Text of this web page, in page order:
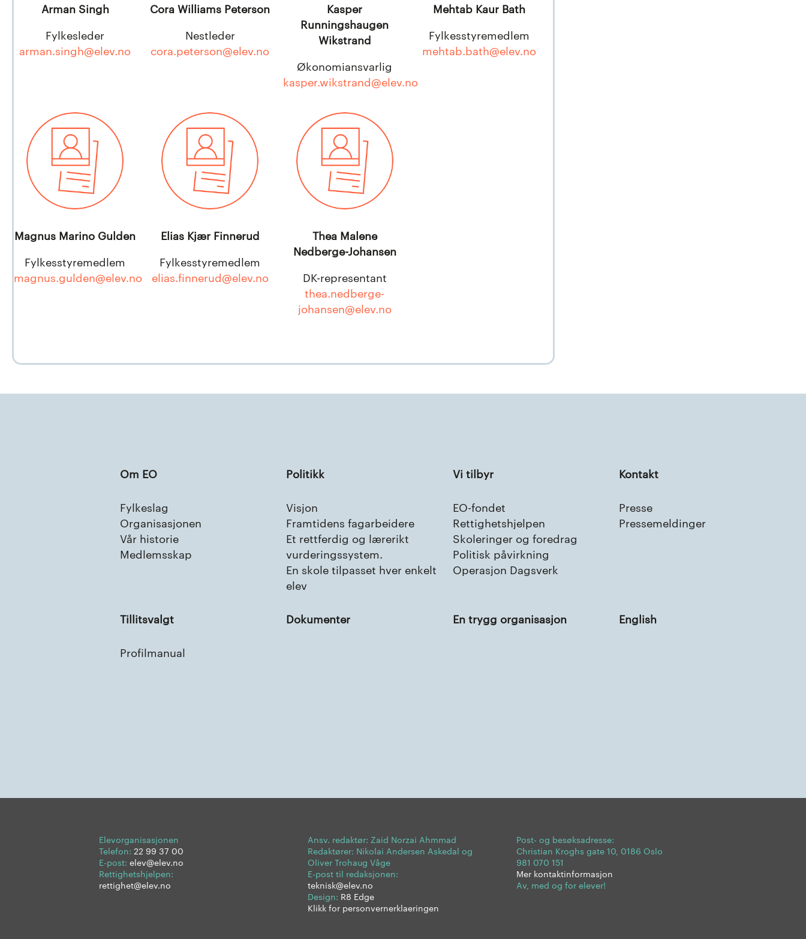
Arman Singh
Fylkesleder
arman.singh@elev.no
Cora Williams Peterson
Nestleder
cora.peterson@elev.no
Kasper
Runningshaugen
Wikstrand
Økonomiansvarlig
kasper.wikstrand@elev.no
Mehtab Kaur Bath
Fylkesstyremedlem
mehtab.bath@elev.no
Magnus Marino Gulden
Fylkesstyremedlem
magnus.gulden@elev.no
Elias Kjær Finnerud
Fylkesstyremedlem
elias.finnerud@elev.no
Thea Malene
Nedberge-Johansen
DK-representant
thea.nedberge-
johansen@elev.no
Om EO
Fylkeslag
Organisasjonen
Vår historie
Medlemsskap
Politikk
Visjon
Framtidens fagarbeidere
Et rettferdig og lærerikt
vurderingssystem.
En skole tilpasset hver enkelt
elev
Vi tilbyr
EO-fondet
Rettighetshjelpen
Skoleringer og foredrag
Politisk påvirkning
Operasjon Dagsverk
Kontakt
Presse
Pressemeldinger
Tillitsvalgt
Profilmanual
Dokumenter En trygg organisasjon English
Elevorganisasjonen
Telefon: 22 99 37 00
E-post: elev@elev.no
Rettighetshjelpen:
rettighet@elev.no
Ansv. redaktør: Zaid Norzai Ahmmad
Redaktører: Nikolai Andersen Askedal og
Oliver Trohaug Våge
E-post til redaksjonen:
teknisk@elev.no
Design: R8 Edge
Klikk for personvernerklaeringen
Post- og besøksadresse:
Christian Kroghs gate 10, 0186 Oslo
981 070 151
Mer kontaktinformasjon
Av, med og for elever!